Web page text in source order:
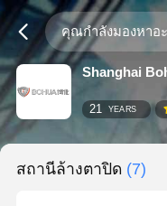
Shanghai
21 YEARS
สถานีล้างตาปิด (7)